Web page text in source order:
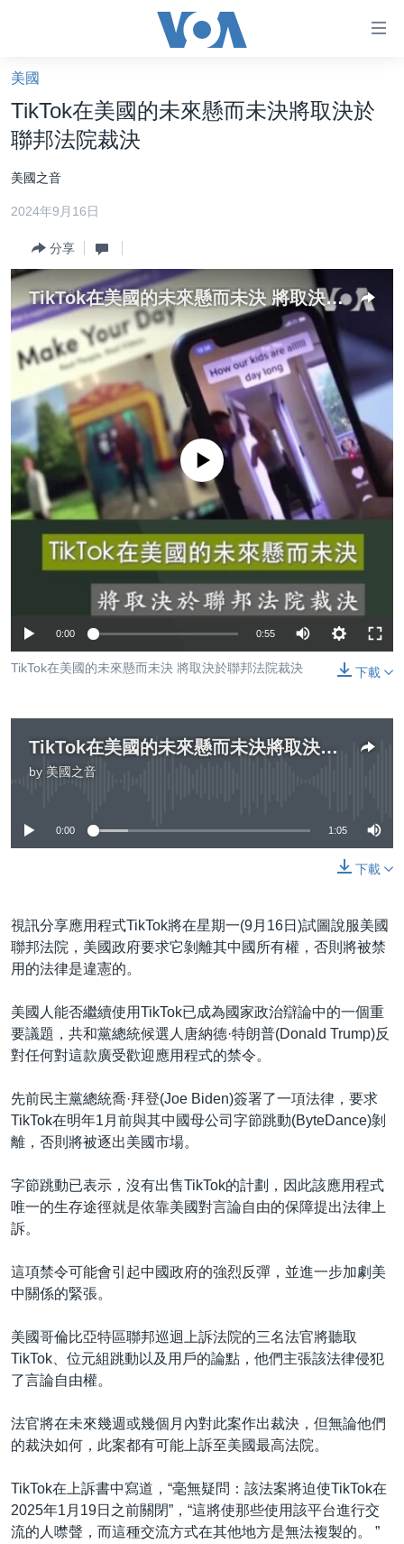
礙
鏈
接
轉
內
轉
到
導
檢
美國大選2024
海外港人
新聞自由
揭謊頻道
美國
中國
國際
經貿
視頻
每日視頻新聞
VOA 60秒 (國際)
音頻
時事經緯
廣播節目表
美國
TikTok在美國的未來懸而未決將取決於
聯邦法院裁決
美國之音
2024年9月16日
分享
TikTok在美國的未來懸而未決 將取決於聯邦法院裁決
No media source currently available
0:00 0:55
下載
TikTok在美國的未來懸而未決 將取決於聯邦法院裁決
TikTok在美國的未來懸而未決將取決於聯邦法院裁決
by 美國之音
0:00 1:05
下載
視訊分享應用程式TikTok將在星期一(9月16日)試圖說服美國
聯邦法院，美國政府要求它剝離其中國所有權，否則將被禁
用的法律是違憲的。
美國人能否繼續使用TikTok已成為國家政治辯論中的一個重
要議題，共和黨總統候選人唐納德·特朗普(Donald Trump)反
對任何對這款廣受歡迎應用程式的禁令。
先前民主黨總統喬·拜登(Joe Biden)簽署了一項法律，要求
TikTok在明年1月前與其中國母公司字節跳動(ByteDance)剝
離，否則將被逐出美國市場。
字節跳動已表示，沒有出售TikTok的計劃，因此該應用程式
唯一的生存途徑就是依靠美國對言論自由的保障提出法律上
訴。
這項禁令可能會引起中國政府的強烈反彈，並進一步加劇美
中關係的緊張。
美國哥倫比亞特區聯邦巡迴上訴法院的三名法官將聽取
TikTok、位元組跳動以及用戶的論點，他們主張該法律侵犯
了言論自由權。
法官將在未來幾週或幾個月內對此案作出裁決，但無論他們
的裁決如何，此案都有可能上訴至美國最高法院。
TikTok在上訴書中寫道，“毫無疑問：該法案將迫使TikTok在
2025年1月19日之前關閉”，“這將使那些使用該平台進行交
流的人噤聲，而這種交流方式在其他地方是無法複製的。 ”